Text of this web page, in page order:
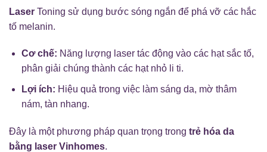
Laser Toning sử dụng bước sóng ngắn để phá vỡ các hắc
tố melanin.
Cơ chế: Năng lượng laser tác động vào các hạt sắc tố,
phân giải chúng thành các hạt nhỏ li ti.
Lợi ích: Hiệu quả trong việc làm sáng da, mờ thâm
nám, tàn nhang.
Đây là một phương pháp quan trọng trong trẻ hóa da
bằng laser Vinhomes.